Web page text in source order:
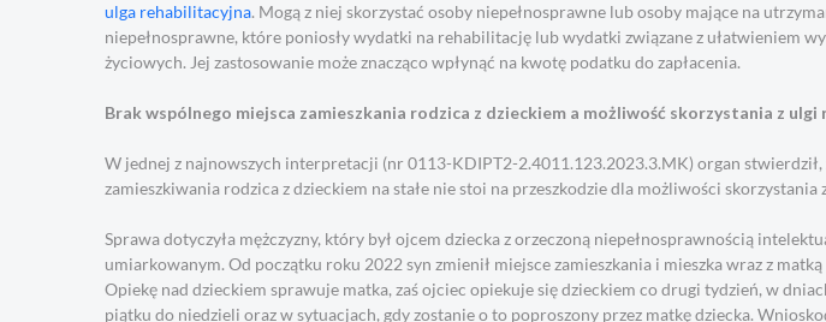
ulga rehabilitacyjna. Mogą z niej skorzystać osoby niepełnosprawne lub osoby mające na
niepełnosprawne, które poniosły wydatki na rehabilitację lub wydatki związane z ułatwieniem
życiowych. Jej zastosowanie może znacząco wpłynąć na kwotę podatku do zapłacenia.
Brak wspólnego miejsca zamieszkania rodzica z dzieckiem a możliwość skorzystania z
W jednej z najnowszych interpretacji (nr 0113-KDIPT2-2.4011.123.2023.3.MK) organ stwierdził,
zamieszkiwania rodzica z dzieckiem na stałe nie stoi na przeszkodzie dla możliwości
Sprawa dotyczyła mężczyzny, który był ojcem dziecka z orzeczoną niepełnosprawnością
umiarkowanym. Od początku roku 2022 syn zmienił miejsce zamieszkania i mieszka wraz z
Opiekę nad dzieckiem sprawuje matka, zaś ojciec opiekuje się dzieckiem co drugi tydzień, w
piątku do niedzieli oraz w sytuacjach, gdy zostanie o to poproszony przez matkę dziecka.